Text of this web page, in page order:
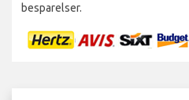
besparelser.